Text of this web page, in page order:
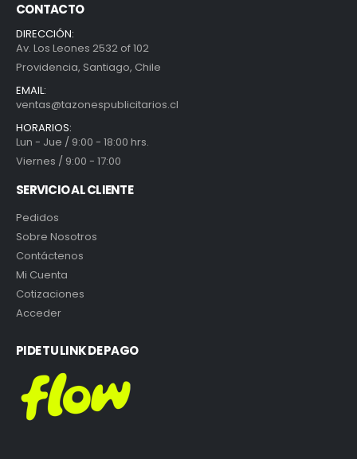
CONTACTO
DIRECCIÓN:
Av. Los Leones 2532 of 102
Providencia, Santiago, Chile
EMAIL:
ventas@tazonespublicitarios.cl
HORARIOS:
Lun - Jue / 9:00 - 18:00 hrs.
Viernes / 9:00 - 17:00
SERVICIO AL CLIENTE
Pedidos
Sobre Nosotros
Contáctenos
Mi Cuenta
Cotizaciones
Acceder
PIDE TU LINK DE PAGO